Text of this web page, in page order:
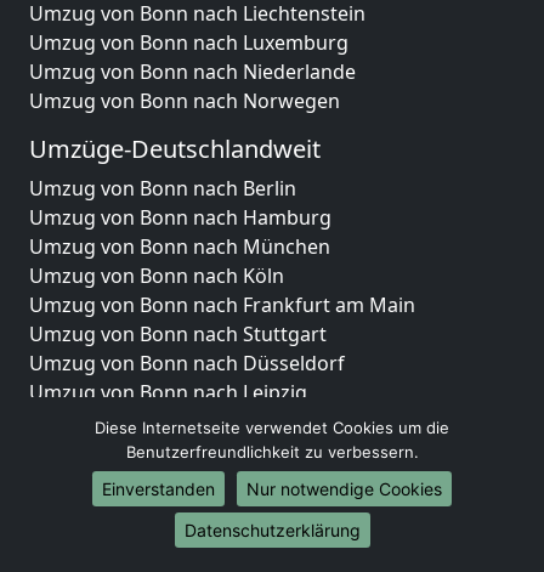
Umzug von Bonn nach Liechtenstein
Umzug von Bonn nach Luxemburg
Umzug von Bonn nach Niederlande
Umzug von Bonn nach Norwegen
Umzüge-Deutschlandweit
Umzug von Bonn nach Berlin
Umzug von Bonn nach Hamburg
Umzug von Bonn nach München
Umzug von Bonn nach Köln
Umzug von Bonn nach Frankfurt am Main
Umzug von Bonn nach Stuttgart
Umzug von Bonn nach Düsseldorf
Umzug von Bonn nach Leipzig
Umzug von Bonn nach Dortmund
Umzug von Bonn nach Essen
Umzug von Bonn nach Bremen
Umzug von Bonn nach Dresden
Umzug von Bonn nach Hannover
Diese Internetseite verwendet Cookies um die
Benutzerfreundlichkeit zu verbessern.
Einverstanden
Nur notwendige Cookies
Datenschutzerklärung